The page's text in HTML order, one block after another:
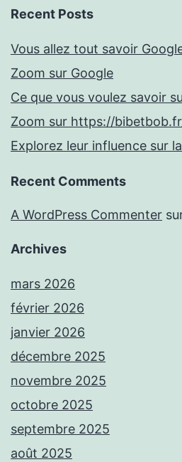
Recent Posts
Vous allez tout savoir
Zoom sur Google
Ce que vous voulez savoir
Zoom sur https://
Explorez leur influence sur
Recent Comments
A WordPress Commenter
Archives
mars 2026
février 2026
janvier 2026
décembre 2025
novembre 2025
octobre 2025
septembre 2025
août 2025